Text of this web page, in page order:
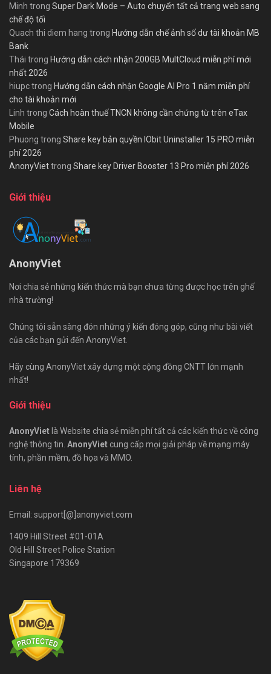
Minh trong Super Dark Mode – Auto chuyển tất cả trang web sang
chế độ tối
Quach thi diem hang trong Hướng dẫn chế ảnh số dư tài khoản MB
Bank
Thái trong Hướng dẫn cách nhận 200GB MultCloud miễn phí mới
nhất 2026
hiupctrong Hướng dẫn cách nhận Google AI Pro 1 năm miễn phí
cho tài khoản mới
Linh trong Cách hoàn thuế TNCN không cần chứng từ trên eTax
Mobile
Phuong trong Share key bản quyền IObit Uninstaller 15 PRO miễn
phí 2026
AnonyViettrong Share key Driver Booster 13 Pro miễn phí 2026
Giới thiệu
AnonyViet
Nơi chia sẻ những kiến thức mà bạn chưa từng được học trên ghế
nhà trường!
Chúng tôi sẵn sàng đón những ý kiến đóng góp, cũng như bài viết
của các bạn gửi đến AnonyViet.
Hãy cùng AnonyViet xây dựng một cộng đồng CNTT lớn mạnh
nhất!
Giới thiệu
AnonyViet là Website chia sẻ miễn phí tất cả các kiến thức về công
nghệ thông tin. AnonyViet cung cấp mọi giải pháp về mạng máy
tính, phần mềm, đồ họa và MMO.
Liên hệ
Email: support[@]anonyviet.com
1409 Hill Street #01-01A
Old Hill Street Police Station
Singapore 179369